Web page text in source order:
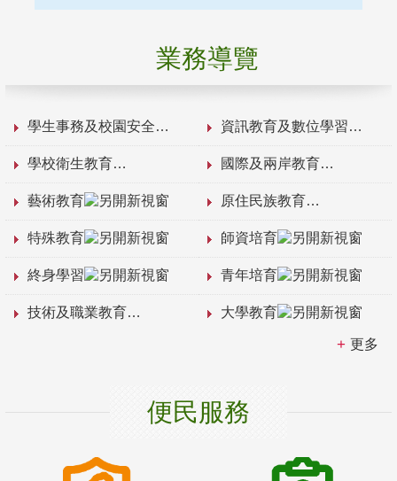
業務導覽
學生事務及校園安全 資訊教育及數位學習
學校衛生教育 國際及兩岸教育
藝術教育 原住民族教育
特殊教育 師資培育
終身學習 青年培育
技術及職業教育 大學教育
更多
便民服務